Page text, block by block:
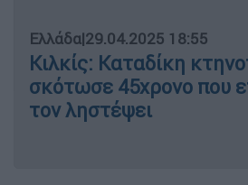
Ελλάδα|29.04.2025 18:55
Κιλκίς: Καταδίκη
σκότωσε 45χρονο που
τον ληστέψει